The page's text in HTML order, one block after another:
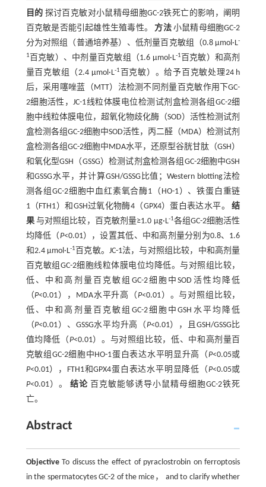
目的 探讨百克敏对小鼠精母细胞GC-2铁死亡的影响，阐明
百克敏是否能引起雄性生殖毒性。方法小鼠精母细胞GC-2
分为对照组（普通培养基）、低剂量百克敏组（0.8 µmol·L-
1 百克敏）、中剂量百克敏组（1.6 µmol·L-1 百克敏）和高剂
量百克敏组（2.4 µmol·L-1 百克敏）。给予百克敏处理24 h
后，采用噻唑蓝（MTT）法检测不同剂量百克敏作用下GC-
2细胞活性，JC-1线粒体膜电位检测试剂盒检测各组GC-2细
胞中线粒体膜电位，超氧化物歧化酶（SOD）活性检测试剂
盒检测各组GC-2细胞中SOD活性，丙二醛（MDA）检测试剂
盒检测各组GC-2细胞中MDA水平，还原型谷胱甘肽（GSH）
和氧化型GSH（GSSG）检测试剂盒检测各组GC-2细胞中GSH
和GSSG水平，并计算GSH/GSSG比值；Western blotting法检
测各组GC-2细胞中血红素氧合酶1（HO-1）、铁蛋白重链
1（FTH1）和GSH过氧化物酶4（GPX4）蛋白表达水平。结
果与对照组比较，百克敏剂量≥1.0 μg·L-1各组GC-2细胞活性
均降低（P<0.01），设置其低、中和高剂量分别为0.8、1.6
和2.4 μmol·L-1 百克敏。JC-1法，与对照组比较，中和高剂量
百克敏组GC-2细胞线粒体膜电位均降低。与对照组比较，
低、中和高剂量百克敏组GC-2细胞中SOD活性均降低
（P<0.01），MDA水平升高（P<0.01）。与对照组比较，
低、中和高剂量百克敏组GC-2细胞中GSH水平均降低
（P<0.01）、GSSG水平均升高（P<0.01），且GSH/GSSG比
值均降低（P<0.01）。与对照组比较，低、中和高剂量百
克敏组GC-2细胞中HO-1蛋白表达水平明显升高（P<0.05或
P<0.01），FTH1和GPX4蛋白表达水平明显降低（P<0.05或
P<0.01）。 结论百克敏能够诱导小鼠精母细胞GC-2铁死
亡。
Abstract
ObjectiveTo discuss the effect of pyraclostrobin on ferroptosis
in the spermatocytes GC-2 of the mice， and to clarify whether